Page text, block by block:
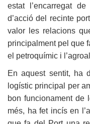
estat l’encarregat
d’acció del recinte
valor les relacions
principalment pel que
el petroquímic i
En aquest sentit, ha
logístic principal per
bon funcionament de
més, ha fet incís en